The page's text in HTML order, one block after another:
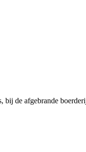
de afgebrande